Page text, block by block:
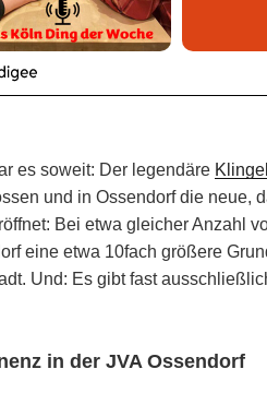
es soweit: Der legendäre
und in Ossendorf die neue,
Bei etwa gleicher Anzahl
eine etwa 10fach größere
Und: Es gibt fast
in der JVA Ossendorf